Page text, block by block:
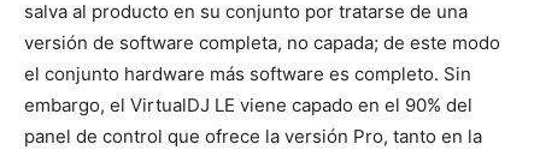
salva al producto en su conjunto por tratarse de una
versión de software completa, no capada; de este modo
el conjunto hardware más software es completo. Sin
embargo, el VirtualDJ LE viene capado en el 90% del
panel de control que ofrece la versión Pro, tanto en la